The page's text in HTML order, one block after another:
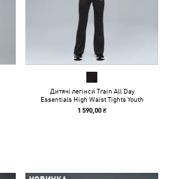
Дитячі легінси Train All Day
Essentials High Waist Tights Youth
1 590,00 ₴